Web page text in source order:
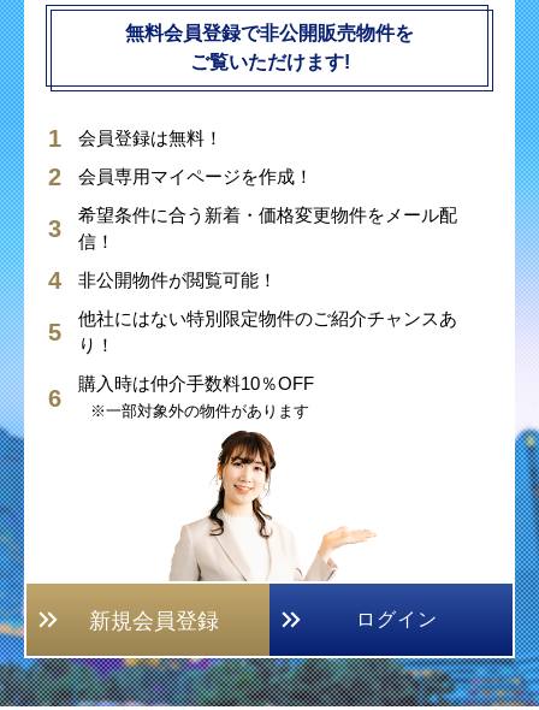
無料会員登録で非公開販売物件を
ご覧いただけます!
会員登録は無料！
会員専用マイページを作成！
希望条件に合う新着・価格変更物件をメール配
信！
非公開物件が閲覧可能！
他社にはない特別限定物件のご紹介チャンスあ
り！
購入時は仲介手数料10％OFF
※一部対象外の物件があります
新規会員登録 ログイン